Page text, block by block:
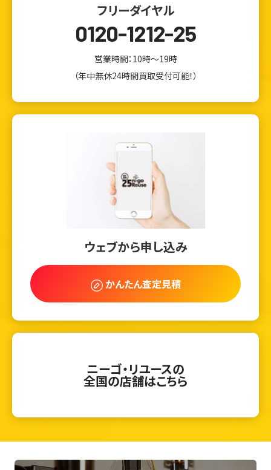
フリーダイヤル
0120-1212-25
営業時間：10時～19時
（年中無休24時間買取受付可能！）
ウェブから申し込み
かんたん査定見積
ニーゴ・リユースの
全国の店舗はこちら